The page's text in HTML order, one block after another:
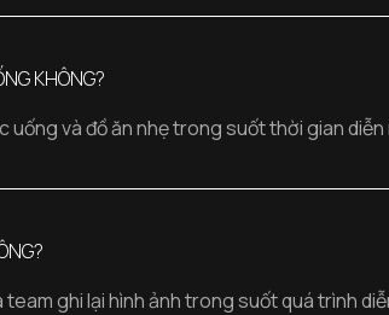
KHÔNG?
và đồ ăn nhẹ trong suốt thời gian diễn
ghi lại hình ảnh trong suốt quá trình